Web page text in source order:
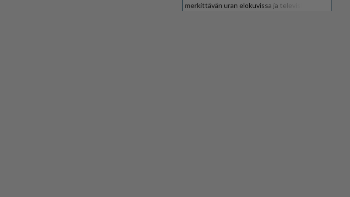
merkittävän uran elokuvissa ja televisiossa